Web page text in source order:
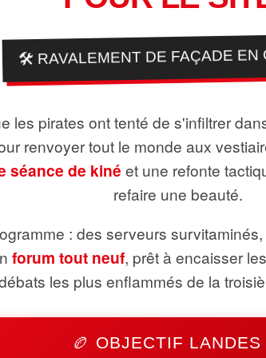
🛠️ RAVALEMENT DE FAÇADE
les pirates ont tenté de s'infiltrer
renvoyer tout le monde aux
séance de kiné et une refonte
refaire une beauté.
: des serveurs
forum tout neuf, prêt à encaisser
les plus enflammés de la
🏉 OBJECTIF LANDES